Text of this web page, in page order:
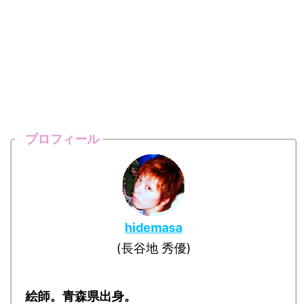
プロフィール
hidemasa
(長谷地 秀優)
絵師。青森県出身。